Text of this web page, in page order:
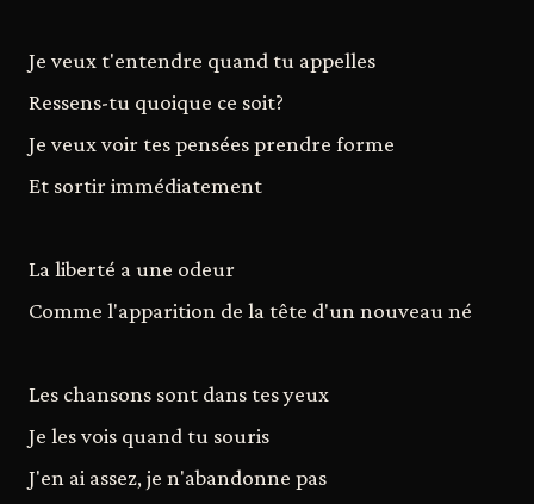
Je veux t'entendre quand tu appelles
Ressens-tu quoique ce soit?
Je veux voir tes pensées prendre forme
Et sortir immédiatement
La liberté a une odeur
Comme l'apparition de la tête d'un nouveau né
Les chansons sont dans tes yeux
Je les vois quand tu souris
J'en ai assez, je n'abandonne pas